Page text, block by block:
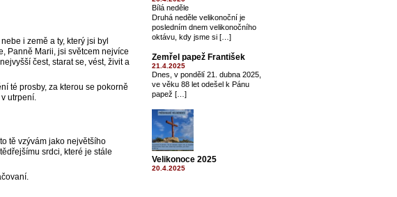
i země a ty, který jsi byl
Panně Marii, jsi světcem nejvíce
čest, starat se, vést, živit a
té prosby, za kterou se pokorně
utrpení.
tě vzývám jako největšího
srdci, které je stále
Bílá neděle
Druhá neděle velikonoční je
posledním dnem velikonočního
oktávu, kdy jsme si […]
Zemřel papež František
21.4.2025
Dnes, v pondělí 21. dubna 2025,
ve věku 88 let odešel k Pánu
papež […]
Velikonoce 2025
20.4.2025